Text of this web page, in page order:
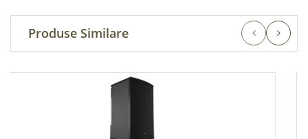
Produse Similare